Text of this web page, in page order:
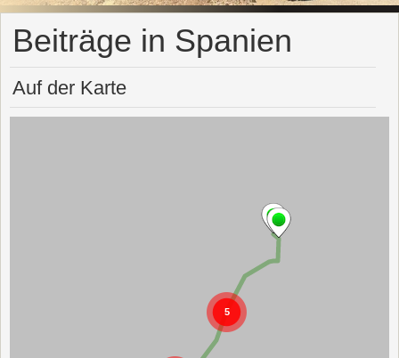
Beiträge in Spanien
Auf der Karte